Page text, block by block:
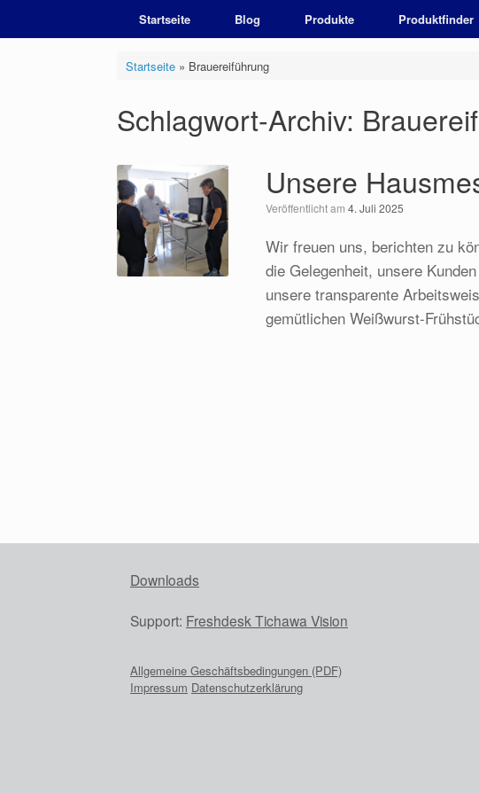
springen
Startseite Blog Produkte Produktfinder
Startseite» Brauereiführung
Schlagwort-Archiv:
Unsere
Veröffentlicht am4. Juli 2025
Wir freuen uns, berichten zu
die Gelegenheit, unsere
unsere transparente
gemütlichen Weißwurst-
Downloads
Support: Freshdesk Tichawa Vision
Allgemeine Geschäftsbedingungen (PDF)
Impressum Datenschutzerklärung